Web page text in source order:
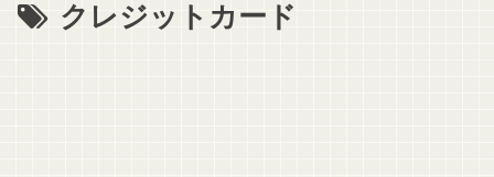
クレジットカード